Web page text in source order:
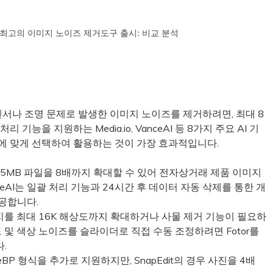
고의 이미지 노이즈 제거도구 출시: 비교 분석
나 조명 문제로 발생한 이미지 노이즈를 제거하려면, 최대 8
리 기능을 지원하는 Media.io, VanceAI 등 8가지 주요 AI 기
맞게 선택하여 활용하는 것이 가장 효과적입니다.
파일을 8배까지 확대할 수 있어 전자상거래 제품 이미지
는 일괄 처리 기능과 24시간 후 데이터 자동 삭제를 통한 개
합니다.
최대 16K 해상도까지 확대하거나 사물 제거 기능이 필요하
및 색상 노이즈를 슬라이더로 직접 수동 조정하려면 Fotor를
.
형식을 추가로 지원하지만, SnapEdit의 경우 사진을 4배